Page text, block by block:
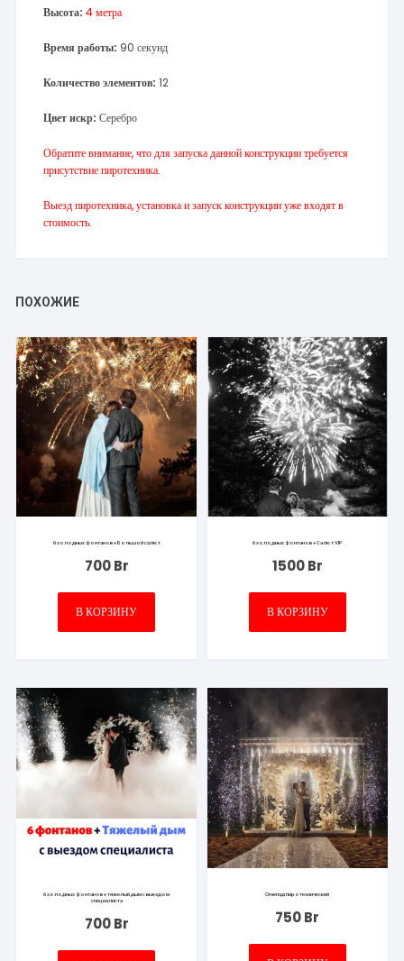
Высота: 4 метра
Время работы: 90 секунд
Количество элементов: 12
Цвет искр: Серебро
Обратите внимание, что для запуска данной конструкции требуется
присутствие пиротехника.
Выезд пиротехника, установка и запуск конструкции уже входят в
стоимость.
ПОХОЖИЕ
6 холодных фонтанов + Большой салют
700Br
В КОРЗИНУ
6 холодных фонтанов + Салют VIP
1500Br
В КОРЗИНУ
6 холодных фонтанов + тяжелый дым с выездом
специалиста
700Br
Огнепад пиротехнический
750Br